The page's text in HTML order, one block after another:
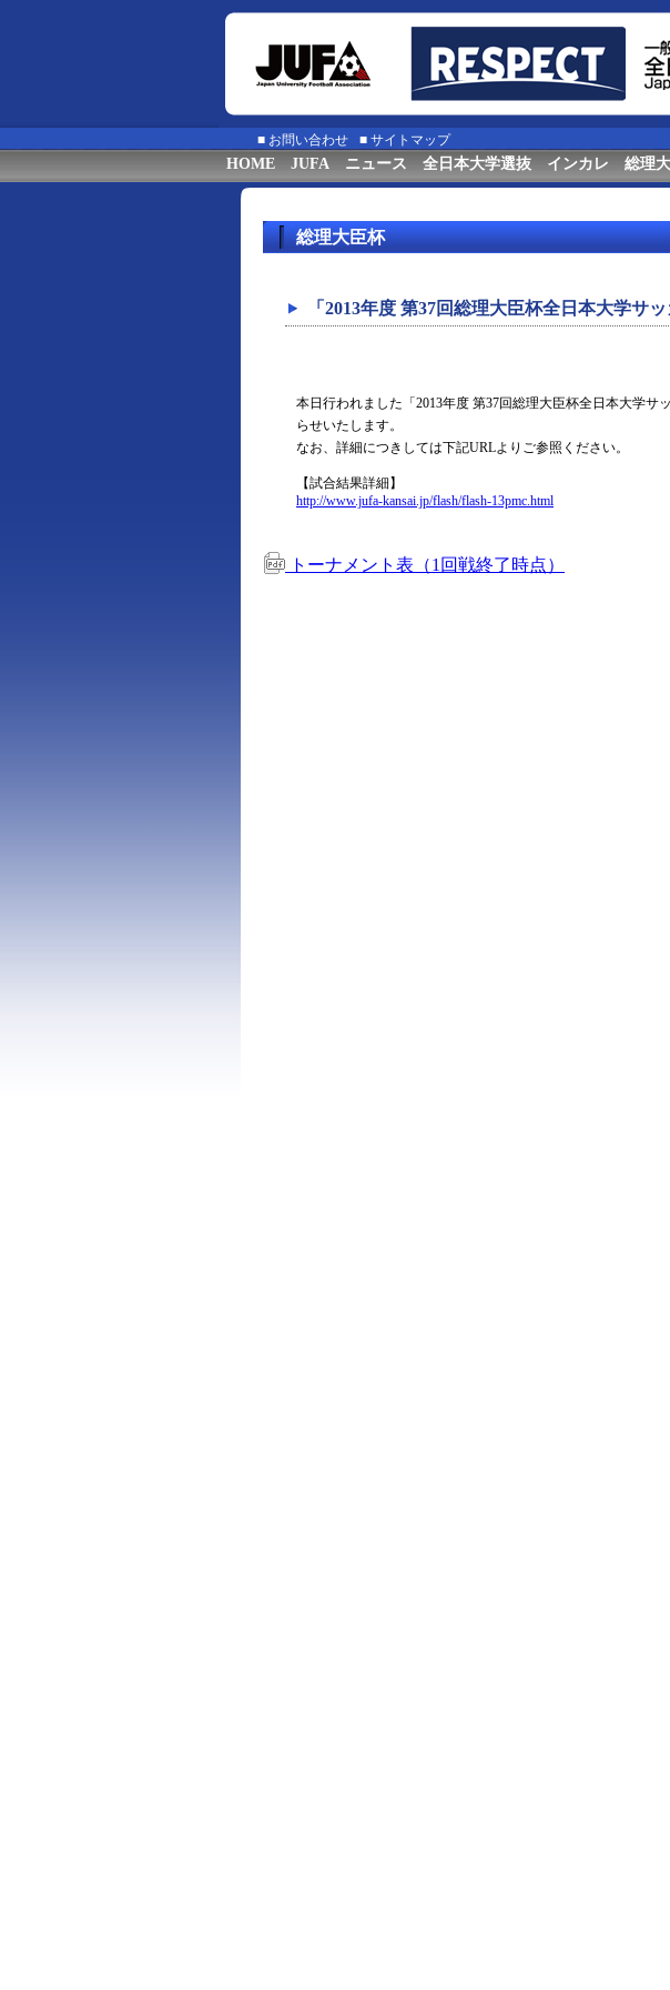
■ お問い合わせ ■ サイトマップ
HOME JUFA ニュース 全日本大学選抜 インカレ 総理
総理大臣杯
「2013年度 第37回総理大臣杯全日本大学サ
本日行われました「2013年度 第37回総理大臣杯全日本大学サ
らせいたします。
なお、詳細につきしては下記URLよりご参照ください。
【試合結果詳細】
http://www.jufa-kansai.jp/flash/flash-13pmc.html
トーナメント表（1回戦終了時点）